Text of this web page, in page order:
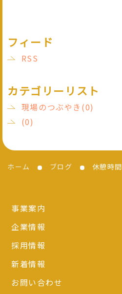
フィード
RSS
カテゴリーリスト
現場のつぶやき(0)
(0)
ホーム ブログ 休憩時間
事業案内
企業情報
採用情報
新着情報
お問い合わせ